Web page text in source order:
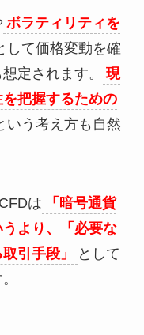
ボラティリティを
して価格変動を確
定されます。
現
把握するための
いう考え方も自然
は
「暗号通貨
より、「必要な
引手段」
として